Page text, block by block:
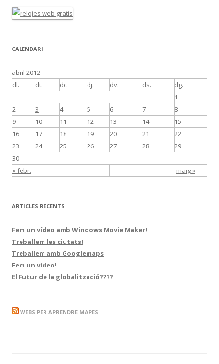
CALENDARI
abril 2012
dl.
dt. dc. dj. dv. ds. dg.
« febr. maig »
1
2
3 4 5 6 7
8
9
10 11 12 13 14
15
16
17 18 19 20 21
22
23
24 25 26 27 28
29
30
ARTICLES RECENTS
Fem un vídeo amb Windows Movie Maker!
Treballem les ciutats!
Treballem amb Googlemaps
Fem un vídeo!
El Futur de la globalització????
WEBS PER APRENDRE MAPES